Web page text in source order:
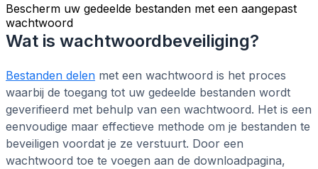
Bescherm uw gedeelde bestanden met een aangepast
wachtwoord
Wat is wachtwoordbeveiliging?
Bestanden delen met een wachtwoord is het proces
waarbij de toegang tot uw gedeelde bestanden wordt
geverifieerd met behulp van een wachtwoord. Het is een
eenvoudige maar effectieve methode om je bestanden te
beveiligen voordat je ze verstuurt. Door een
wachtwoord toe te voegen aan de downloadpagina,